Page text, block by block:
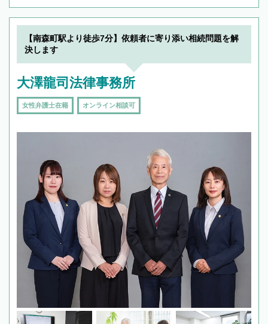
【南森町駅より徒歩7分】依頼者に寄り添い相続問題を解
決します
大澤龍司法律事務所
女性弁護士在籍 オンライン相談可